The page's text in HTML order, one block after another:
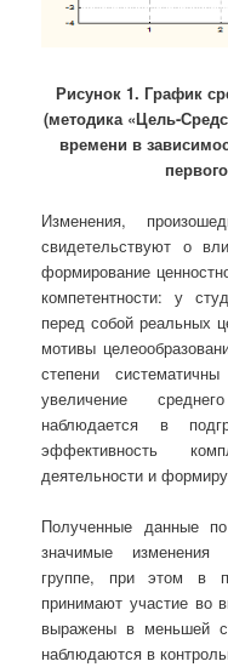
Рисунок 1. График
(методика «Цель-
времени в
Изменения,
свидетельствуют о
формирование
компетентности: у
перед собой реальных
мотивы
степени
увеличение
наблюдается в
эффективность
деятельности и
Полученные данные
значимые изменения
группе, при этом в
принимают участие во
выражены в меньшей
наблюдаются в